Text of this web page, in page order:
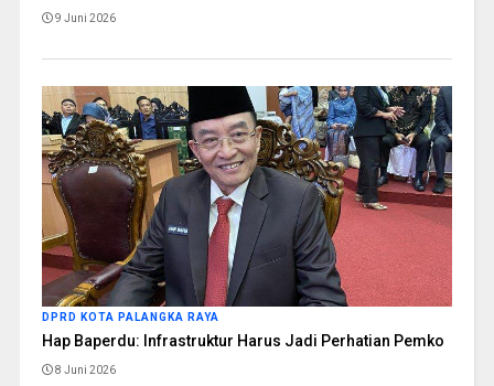
9 Juni 2026
DPRD KOTA PALANGKA RAYA
Hap Baperdu: Infrastruktur Harus Jadi Perhatian Pemko
8 Juni 2026